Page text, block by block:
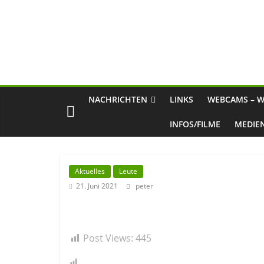
NACHRICHTEN LINKS WEBCAMS –
INFOS/FILME
Aktuelles
Leute
21. Juni 2021
peter
Post Views: 445